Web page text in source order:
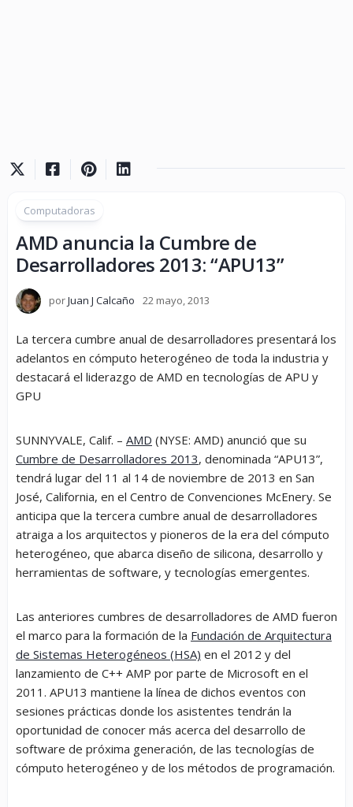
Computadoras
AMD anuncia la Cumbre de
Desarrolladores 2013: “APU13”
porJuan J Calcaño 22 mayo, 2013
La tercera cumbre anual de desarrolladores presentará los
adelantos en cómputo heterogéneo de toda la industria y
destacará el liderazgo de AMD en tecnologías de APU y
GPU
SUNNYVALE, Calif. – AMD (NYSE: AMD) anunció que su
Cumbre de Desarrolladores 2013, denominada “APU13”,
tendrá lugar del 11 al 14 de noviembre de 2013 en San
José, California, en el Centro de Convenciones McEnery. Se
anticipa que la tercera cumbre anual de desarrolladores
atraiga a los arquitectos y pioneros de la era del cómputo
heterogéneo, que abarca diseño de silicona, desarrollo y
herramientas de software, y tecnologías emergentes.
Las anteriores cumbres de desarrolladores de AMD fueron
el marco para la formación de la Fundación de Arquitectura
de Sistemas Heterogéneos (HSA) en el 2012 y del
lanzamiento de C++ AMP por parte de Microsoft en el
2011. APU13 mantiene la línea de dichos eventos con
sesiones prácticas donde los asistentes tendrán la
oportunidad de conocer más acerca del desarrollo de
software de próxima generación, de las tecnologías de
cómputo heterogéneo y de los métodos de programación.